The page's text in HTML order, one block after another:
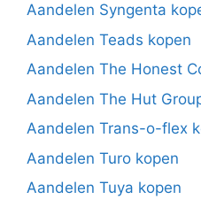
Aandelen Syngenta
Aandelen Teads kopen
Aandelen The Honest
Aandelen The Hut
Aandelen Trans-o-flex
Aandelen Turo kopen
Aandelen Tuya kopen